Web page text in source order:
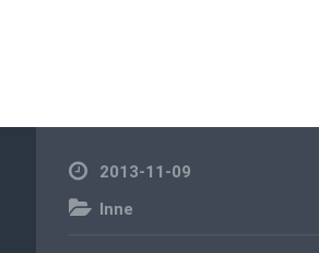
2013-11-09
Inne